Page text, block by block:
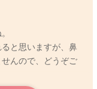
と思いますが、鼻
んので、どうぞご